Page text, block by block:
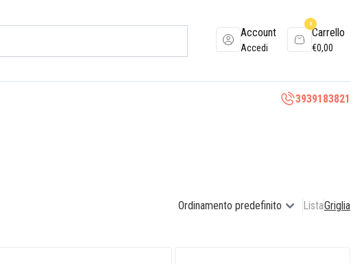
Account
Accedi
Carrello
€0,00
0
3939183821
ListaGriglia